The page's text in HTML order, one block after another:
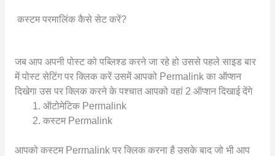
कस्टम परमालिंक कैसे सेट करें?
जब आप अपनी पोस्ट को पब्लिश्ड करने जा रहे हो उससे पहले साइड बार
में पोस्ट सेटिंग पर क्लिक करें उसमें आपको Permalink का ऑप्शन
दिखेगा उस पर क्लिक करने के पश्चात आपको वहां 2 ऑप्शन दिखाई देंगे
ऑटोमेटिक Permalink
कस्टम Permalink
आपको कस्टम Permalink पर क्लिक करना है उसके बाद जो भी आप